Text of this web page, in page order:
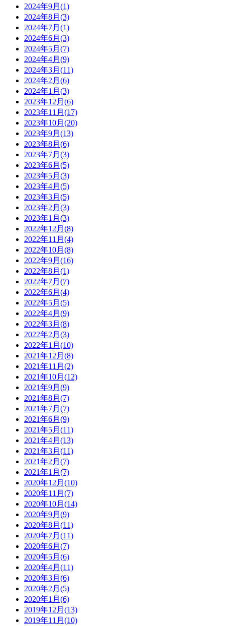
2024年9月(1)
2024年8月(3)
2024年7月(1)
2024年6月(3)
2024年5月(7)
2024年4月(9)
2024年3月(11)
2024年2月(6)
2024年1月(3)
2023年12月(6)
2023年11月(17)
2023年10月(20)
2023年9月(13)
2023年8月(6)
2023年7月(3)
2023年6月(5)
2023年5月(3)
2023年4月(5)
2023年3月(5)
2023年2月(3)
2023年1月(3)
2022年12月(8)
2022年11月(4)
2022年10月(8)
2022年9月(16)
2022年8月(1)
2022年7月(7)
2022年6月(4)
2022年5月(5)
2022年4月(9)
2022年3月(8)
2022年2月(3)
2022年1月(10)
2021年12月(8)
2021年11月(2)
2021年10月(12)
2021年9月(9)
2021年8月(7)
2021年7月(7)
2021年6月(9)
2021年5月(11)
2021年4月(13)
2021年3月(11)
2021年2月(7)
2021年1月(7)
2020年12月(10)
2020年11月(7)
2020年10月(14)
2020年9月(9)
2020年8月(11)
2020年7月(11)
2020年6月(7)
2020年5月(6)
2020年4月(11)
2020年3月(6)
2020年2月(5)
2020年1月(6)
2019年12月(13)
2019年11月(10)